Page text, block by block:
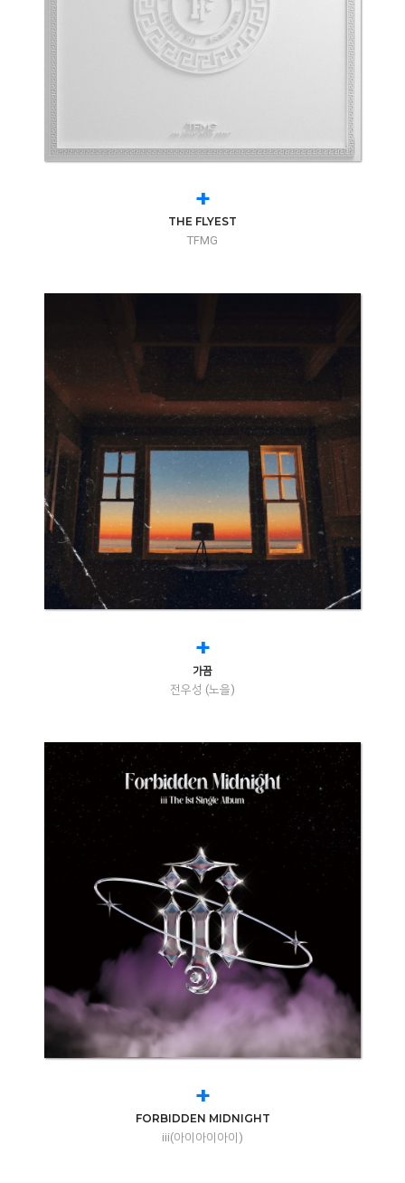
+
THE FLYEST
TFMG
+
가끔
전우성 (노을)
+
FORBIDDEN MIDNIGHT
iii(아이아이아이)